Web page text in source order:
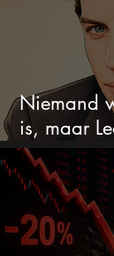
Niemand
is, maar
zet er nu